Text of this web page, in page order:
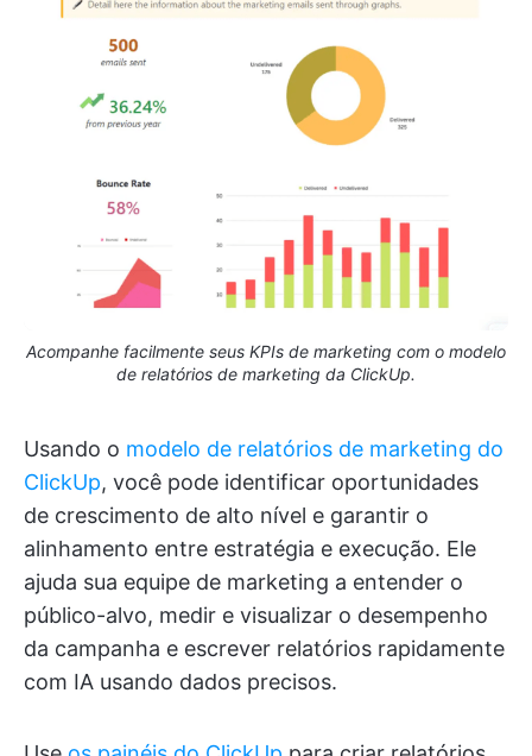
Acompanhe facilmente seus KPIs de marketing com o modelo
de relatórios de marketing da ClickUp.
Usando o modelo de relatórios de marketing do
ClickUp, você pode identificar oportunidades
de crescimento de alto nível e garantir o
alinhamento entre estratégia e execução. Ele
ajuda sua equipe de marketing a entender o
público-alvo, medir e visualizar o desempenho
da campanha e escrever relatórios rapidamente
com IA usando dados precisos.